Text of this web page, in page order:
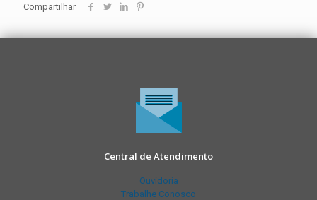
Compartilhar
Central de Atendimento
Ouvidoria
Trabalhe Conosco